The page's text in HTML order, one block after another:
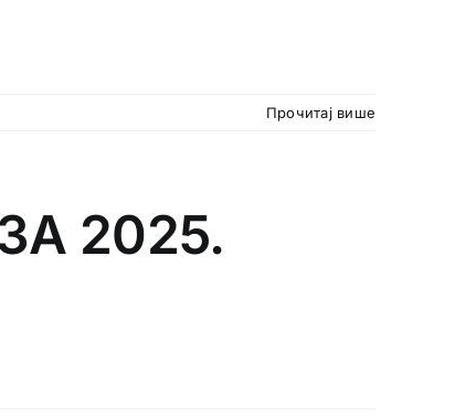
Прочитај више
2025.